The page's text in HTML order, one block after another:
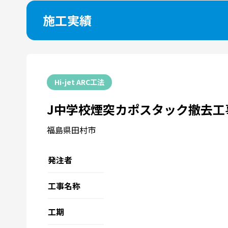
施工実績
Hi-jet ARC工法
J中学校煙突カポスタック撤去
福島県田村市
発注者
工事名称
工期